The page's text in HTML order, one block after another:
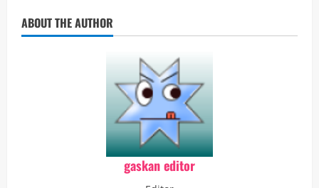
ABOUT THE AUTHOR
gaskan editor